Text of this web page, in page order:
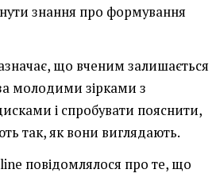
знання про формування
що вченим залишається
молодими зірками з
і спробувати пояснити,
так, як вони виглядають.
повідомлялося про те, що